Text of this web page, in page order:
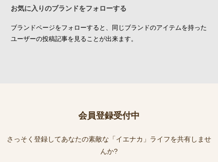
お気に入りのブランドをフォローする
ブランドページをフォローすると、同じブランドのアイテムを持った
ユーザーの投稿記事を見ることが出来ます。
会員登録受付中
さっそく登録してあなたの素敵な「イエナカ」ライフを共有しませ
んか?